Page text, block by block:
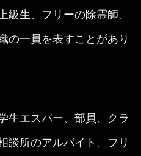
生、フリーの除霊師、
の一員を表すことがあり
生エスパー、部員、クラ
談所のアルバイト、フリ